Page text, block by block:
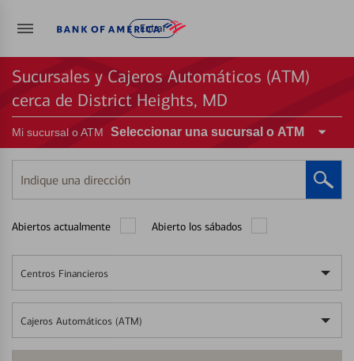
Entrar
Sucursales y Cajeros Automáticos (ATM)
cerca de District Heights, MD
Mi sucursal o ATM Seleccionar una sucursal o ATM
Indique
una
Abiertos actualmente Abierto los sábados
Centros Financieros
Cajeros Automáticos (ATM)